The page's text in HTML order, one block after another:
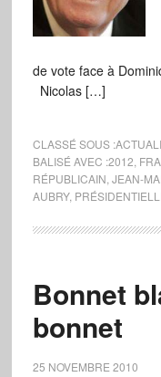
de vote face à
Nicolas […]
CLASSÉ SOUS :
BALISÉ AVEC :2012
RÉPUBLICAIN JEAN-
AUBRY,
Bonnet
bonnet
25 NOVEMBRE 2010